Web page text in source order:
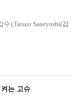
),Tatsuo Saneyoshi(감
는 고슈